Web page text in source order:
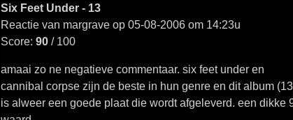
Six Feet Under - 13
Reactie van margrave op 05-08-2006 om 14:23u
Score: 90/ 100
amaai zo ne negatieve commentaar. six feet under en
cannibal corpse zijn de beste in hun genre en dit album
is alweer een goede plaat die wordt afgeleverd. een dikke